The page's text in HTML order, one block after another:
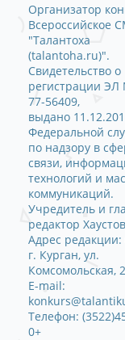
Организатор
Всероссийское
"Талантоха
(talantoha.ru)".
Свидетельство о
регистрации
77-56409,
выдано
Федеральной
по надзору в
связи,
технологий и
коммуникаций.
Учредитель и
редактор
Адрес редакции:
г. Курган, ул.
Комсомольская,
E-mail:
Телефон:
0+